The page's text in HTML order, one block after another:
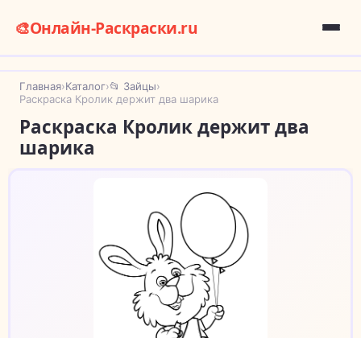
🎨Онлайн-Раскраски.ru
Главная›Каталог›📂 Зайцы›
Раскраска Кролик держит два шарика
Раскраска Кролик держит два
шарика